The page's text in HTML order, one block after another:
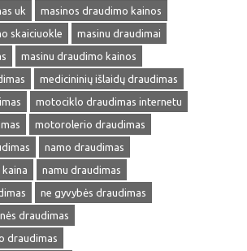
uk
masinos draudimo kainos
skaiciuokle
masinu draudimai
masinu draudimo kainos
medicininių išlaidų draudimas
motociklo draudimas internetu
motorolerio draudimas
namo draudimas
namu draudimas
ne gyvybės draudimas
draudimas
draudimas